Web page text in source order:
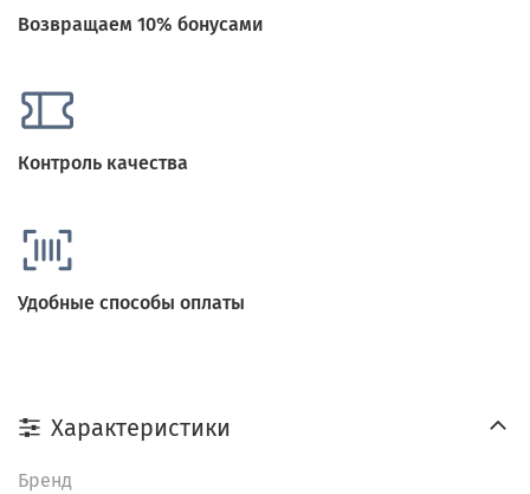
Возвращаем 10% бонусами
Контроль качества
Удобные способы оплаты
Характеристики
Бренд